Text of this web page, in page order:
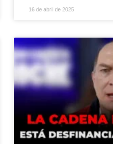
16 de abril de 2025